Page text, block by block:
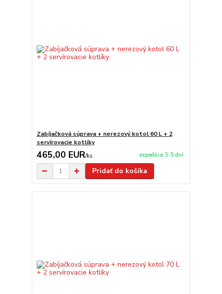
Zabíjačková súprava + nerezový kotol 60 L + 2
servírovacie kotlíky
465,00 EUR/ks expedícia 3-5 dní
Pridať do košíka